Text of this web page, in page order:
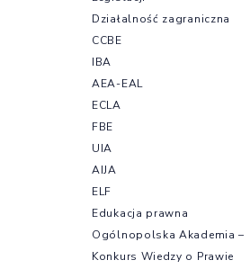
Działalność zagraniczna
CCBE
IBA
AEA-EAL
ECLA
FBE
UIA
AIJA
ELF
Edukacja prawna
Ogólnopolska Akademia –
Konkurs Wiedzy o Prawie